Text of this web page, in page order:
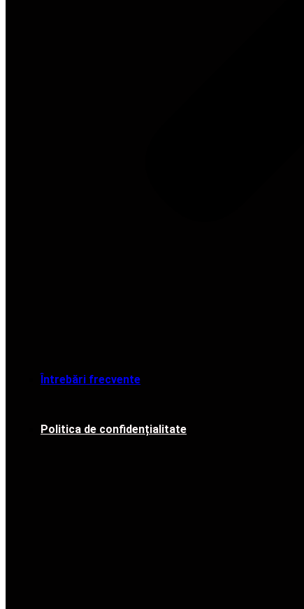
Întrebări frecvente
Politica de confidențialitate